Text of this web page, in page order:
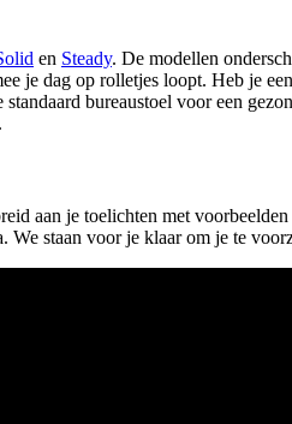
en Steady. De modellen
je dag op rolletjes loopt. Heb je
bureaustoel voor een
aan je toelichten met
We staan voor je klaar om je te